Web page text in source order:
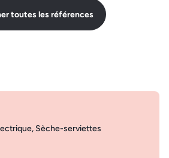
toutes les références
Sèche-serviettes